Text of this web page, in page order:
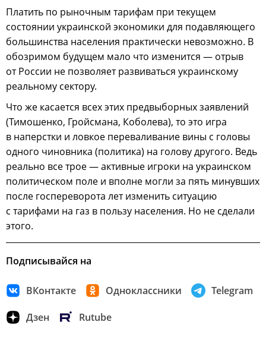
Платить по рыночным тарифам при текущем
состоянии украинской экономики для подавляющего
большинства населения практически невозможно. В
обозримом будущем мало что изменится — отрыв
от России не позволяет развиваться украинскому
реальному сектору.
Что же касается всех этих предвыборных заявлений
(Тимошенко, Гройсмана, Коболева), то это игра
в наперстки и ловкое переваливание вины с головы
одного чиновника (политика) на голову другого. Ведь
реально все трое — активные игроки на украинском
политическом поле и вполне могли за пять минувших
после госпереворота лет изменить ситуацию
с тарифами на газ в пользу населения. Но не сделали
этого.
Подписывайся на
ВКонтакте Одноклассники Telegram
Дзен Rutube